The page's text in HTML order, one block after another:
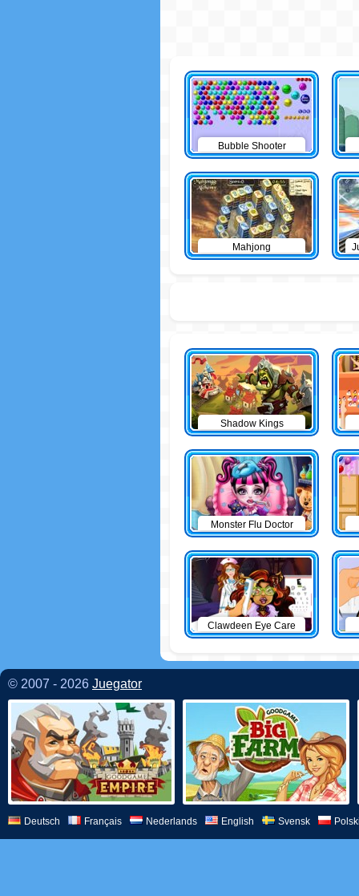
Bubble Shooter
Mahjong
Shadow Kings
Monster Flu Doctor
Clawdeen Eye Care
© 2007 - 2026 Juegator
Deutsch Français Nederlands English Svensk